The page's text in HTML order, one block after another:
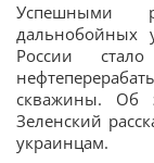
Успешными
дальнобойных
России
скважины. Об
Зеленский
украинцам.